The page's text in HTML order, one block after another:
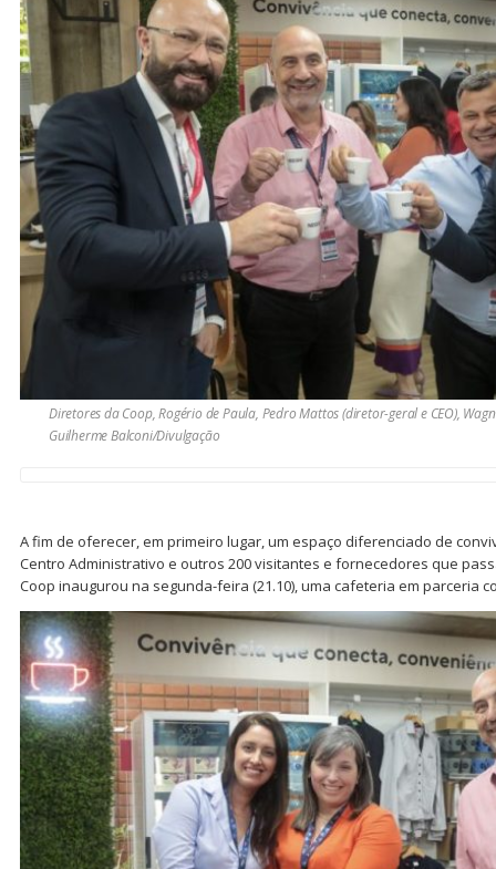
Diretores da Coop, Rogério de Paula, Pedro Mattos (diretor-geral e CEO),
Guilherme Balconi/Divulgação
A fim de oferecer, em primeiro lugar, um espaço diferenciado de
Centro Administrativo e outros 200 visitantes e fornecedores que
Coop inaugurou na segunda-feira (21.10), uma cafeteria em parceria